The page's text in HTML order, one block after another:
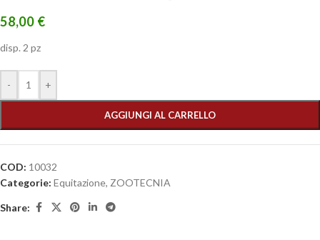
58,00 €
disp. 2 pz
- +
AGGIUNGI AL CARRELLO
COD: 10032
Categorie: Equitazione, ZOOTECNIA
Share: